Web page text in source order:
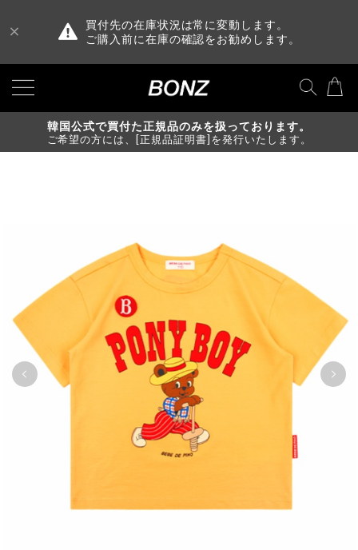
買付先の在庫状況は常に変動します。
ご購入前に在庫の確認をお勧めします。
韓国公式で買付た正規品のみを扱っております。
ご希望の方には、[正規品証明書]を発行いたします。